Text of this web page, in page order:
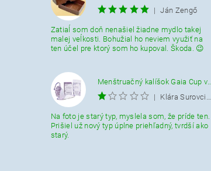
|
Ján Zengő
Zatiaĺ som doň nenašiel žiadne mydlo takej
malej veĺkosti. Bohužial ho neviem využiť na
ten účel pre ktorý som ho kupoval. Škoda. 😉
|
Klára Surovcikova
Na foto je starý typ, myslela som, že príde ten.
Prišiel už nový typ úplne priehľadný, tvrdší ako
starý.